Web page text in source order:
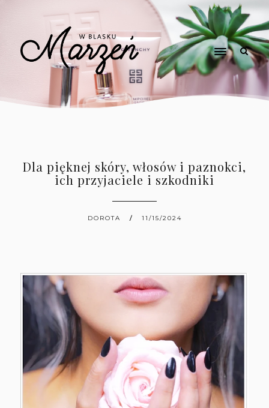
Dla pięknej skóry, włosów i paznokci,
ich przyjaciele i szkodniki
DOROTA 11/15/2024